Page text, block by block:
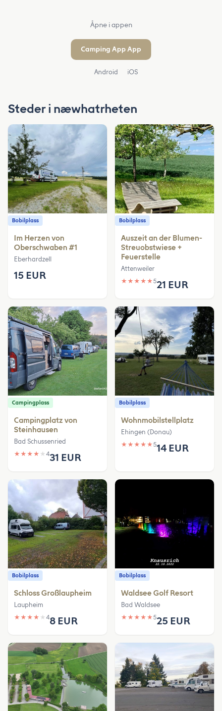
Åpne i appen
Camping App App
Android iOS
Steder i næwhatrheten
Bobilplass
Im Herzen von
Oberschwaben #1
Eberhardzell
15 EUR
Bobilplass
Auszeit an der Blumen-
Streuobstwiese +
Feuerstelle
Attenweiler
★ ★ ★ ★ ★521 EUR
Campingplass
Campingplatz von
Steinhausen
Bad Schussenried
★ ★ ★ ★ ★ 431 EUR
Bobilplass
Wohnmobilstellplatz
Ehingen (Donau)
★ ★ ★ ★ ★514 EUR
Bobilplass
Schloss Großlaupheim
Laupheim
★ ★ ★ ★ ★ 48 EUR
Bobilplass
Waldsee Golf Resort
Bad Waldsee
★ ★ ★ ★ ★525 EUR